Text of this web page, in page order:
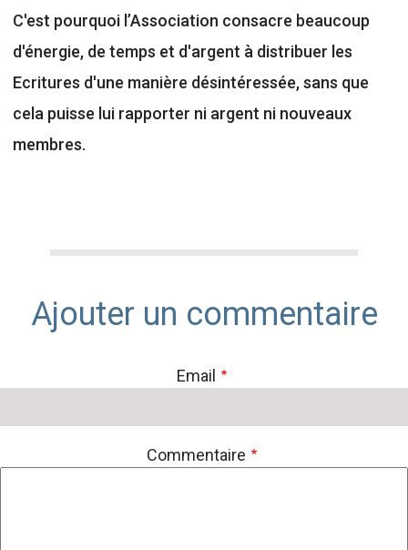
C'est pourquoi l’Association consacre beaucoup
d'énergie, de temps et d'argent à distribuer les
Ecritures d'une manière désintéressée, sans que
cela puisse lui rapporter ni argent ni nouveaux
membres.
Ajouter un commentaire
Email
Commentaire